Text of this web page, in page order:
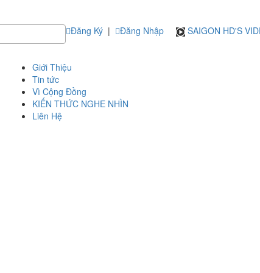
Đăng Ký | Đăng Nhập SAIGON HD'S
Giới Thiệu
Tin tức
Vì Cộng Đồng
KIẾN THỨC NGHE NHÌN
Liên Hệ